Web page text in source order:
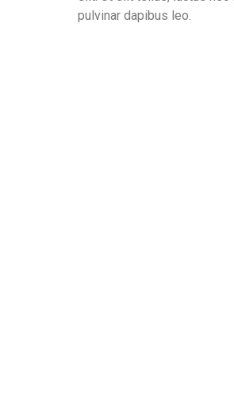
pulvinar dapibus leo.